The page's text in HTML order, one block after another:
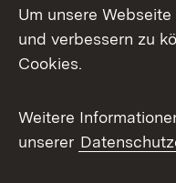
X / Twitter
Youtube
Kontakt
Um unsere
und verbessern zu
Cookies.
Weitere
unserer